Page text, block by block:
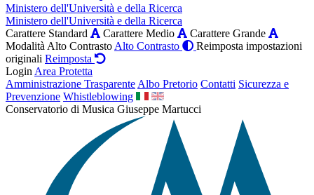
Ministero dell'Università e della Ricerca
Ministero dell'Università e della Ricerca
Carattere Standard
Carattere Medio
Carattere Grande
Modalità Alto Contrasto Alto Contrasto
Reimposta impostazioni
originali Reimposta
Login Area Protetta
Amministrazione Trasparente Albo Pretorio Contatti Sicurezza e
Prevenzione Whistleblowing
Conservatorio di Musica Giuseppe Martucci